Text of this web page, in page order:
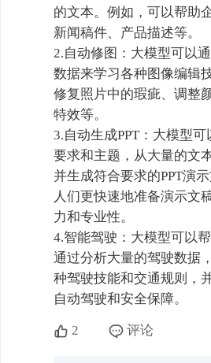
的文本。例如，可以帮助
新闻稿件、产品描述等。
2.自动修图：大模型可以
数据来学习各种图像编辑
修复照片中的瑕疵、调整
特效等。
3.自动生成PPT：大模型
要求和主题，从大量的文
并生成符合要求的PPT演
人们更快速地准备演示文
力和专业性。
4.智能驾驶：大模型可以
通过分析大量的驾驶数据
种驾驶技能和交通规则，
自动驾驶和安全保障。
2 评论